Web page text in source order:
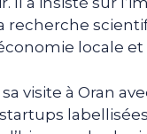
recherche
locale
visite à Oran